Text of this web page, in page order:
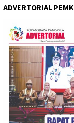
ADVERTORIAL